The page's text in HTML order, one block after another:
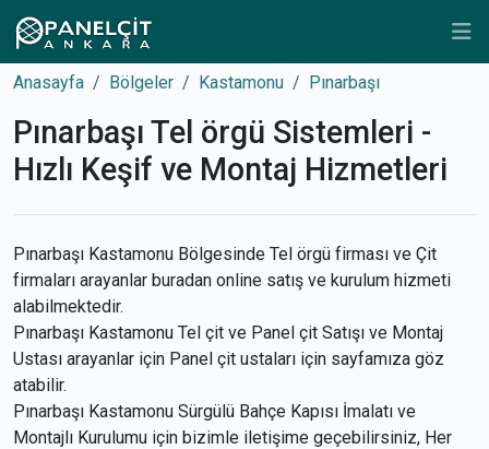
Anasayfa Bölgeler Kastamonu Pınarbaşı
Pınarbaşı Tel örgü Sistemleri -
Hızlı Keşif ve Montaj Hizmetleri
Pınarbaşı Kastamonu Bölgesinde Tel örgü firması ve Çit
firmaları arayanlar buradan online satış ve kurulum hizmeti
alabilmektedir.
Pınarbaşı Kastamonu Tel çit ve Panel çit Satışı ve Montaj
Ustası arayanlar için Panel çit ustaları için sayfamıza göz
atabilir.
Pınarbaşı Kastamonu Sürgülü Bahçe Kapısı İmalatı ve
Montajlı Kurulumu için bizimle iletişime geçebilirsiniz, Her